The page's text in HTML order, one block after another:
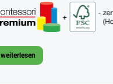
weiterlesen